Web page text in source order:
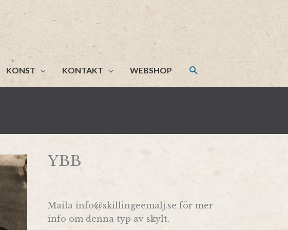
KONST KONTAKT WEBSHOP
YBB
Maila info@skillingeemalj.se för mer
info om denna typ av skylt.